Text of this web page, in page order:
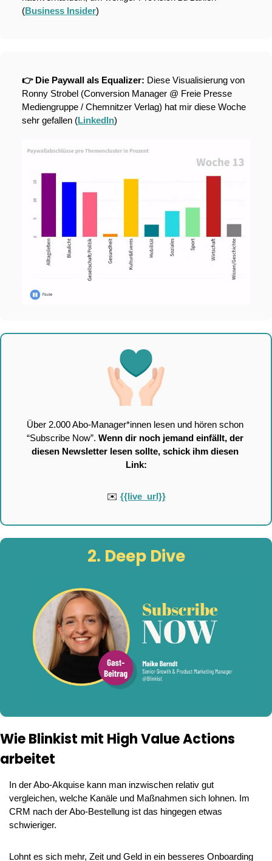
(Business Insider)
👉 Die Paywall als Equalizer: Diese Visualisierung von
Ronny Strobel (Conversion Manager @ Freie Presse
Mediengruppe / Chemnitzer Verlag) hat mir diese Woche
sehr gefallen (LinkedIn)
Über 2.000 Abo-Manager*innen lesen und hören schon
“Subscribe Now”. Wenn dir noch jemand einfällt, der
diesen Newsletter lesen sollte, schick ihm diesen
Link:
✉️ {{live_url}}
2. Deep Dive
Wie Blinkist mit High Value Actions
arbeitet
In der Abo-Akquise kann man inzwischen relativ gut
vergleichen, welche Kanäle und Maßnahmen sich lohnen. Im
CRM nach der Abo-Bestellung ist das hingegen etwas
schwieriger.
Lohnt es sich mehr, Zeit und Geld in ein besseres Onboarding